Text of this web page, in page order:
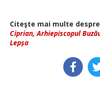
Citeşte mai multe
Ciprian, Arhiepiscopul
Lepșa